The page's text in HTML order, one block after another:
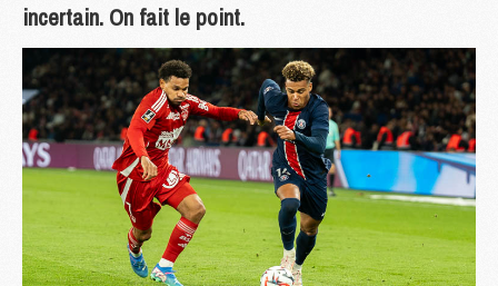
incertain. On fait le point.